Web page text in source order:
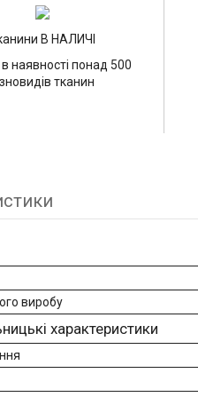
В НАЛИЧІ
наявності понад 500
тканин
виробу
характеристики